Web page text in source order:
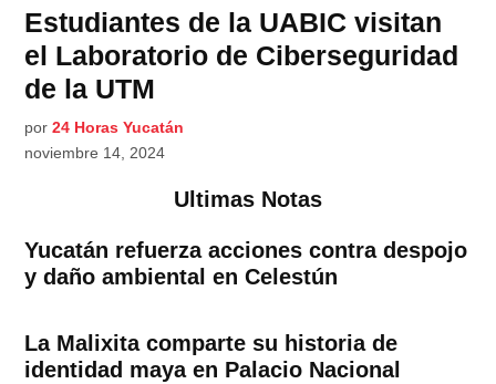
Estudiantes de la UABIC visitan
el Laboratorio de Ciberseguridad
de la UTM
por 24 Horas Yucatán
noviembre 14, 2024
Ultimas Notas
Yucatán refuerza acciones contra despojo
y daño ambiental en Celestún
La Malixita comparte su historia de
identidad maya en Palacio Nacional